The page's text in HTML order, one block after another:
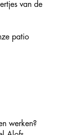
van de
patio
werken?